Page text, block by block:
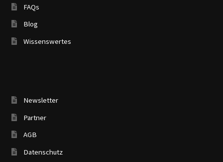
FAQs
Blog
Wissenswertes
Newsletter
Partner
AGB
Datenschutz